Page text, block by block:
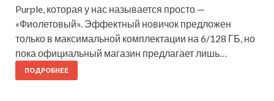
Purple, которая у нас называется просто —
«Фиолетовый». Эффектный новичок предложен
только в максимальной комплектации на 6/128 ГБ, но
пока официальный магазин предлагает лишь…
ПОДРОБНЕЕ